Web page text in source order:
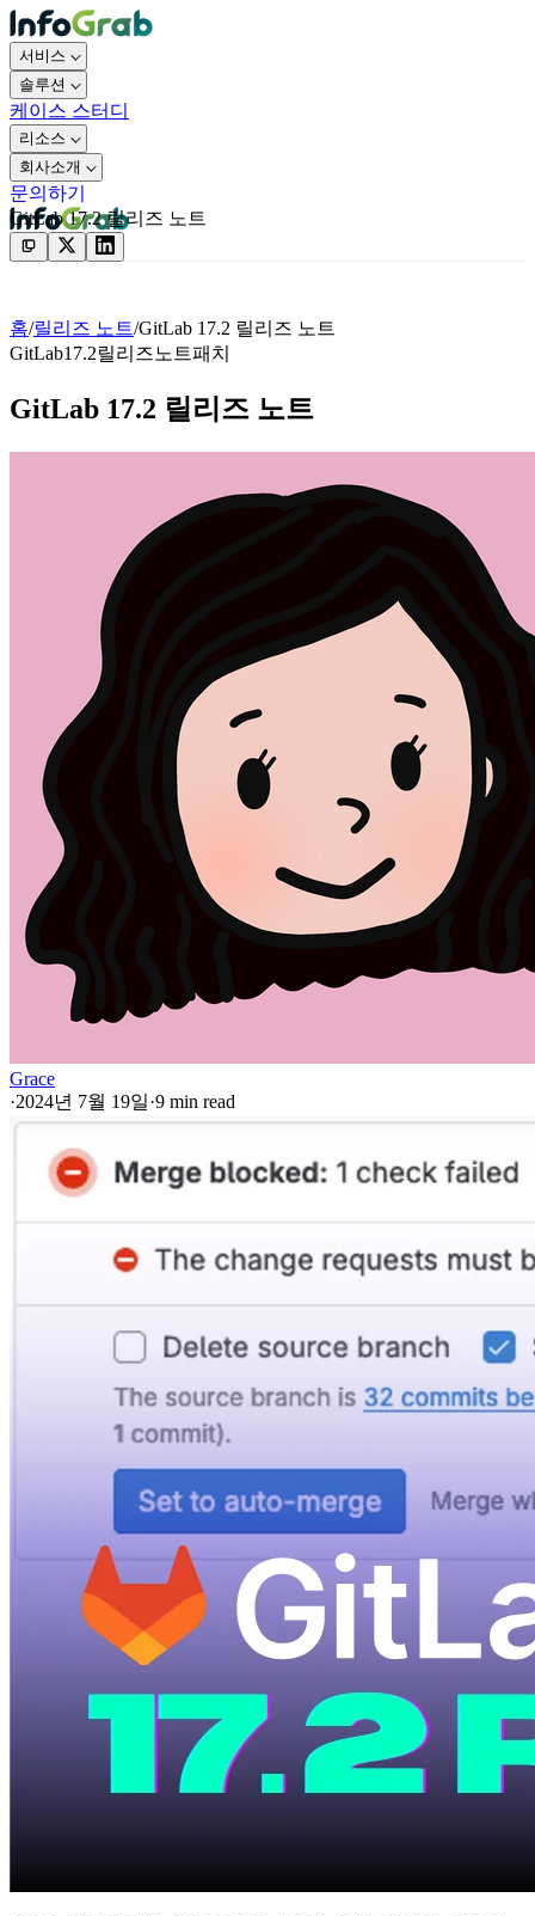
서비스
솔루션
케이스 스터디
리소스
회사소개
문의하기
문의하기
GitLab 17.2 릴리즈 노트
홈/릴리즈 노트/GitLab 17.2 릴리즈 노트
GitLab17.2릴리즈노트패치
GitLab 17.2 릴리즈 노트
Grace
·2024년 7월 19일·9 min read